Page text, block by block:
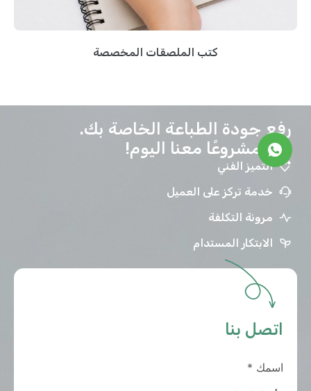
كتب الملصقات المخصصة
رفع جودة الطباعة الخاصة بك.
ابدأ مشروعًا معنا اليوم!
التميز الفني
خدمة تركز على العميل
مرونة التكلفة
الابتكار المستدام
اتصل بنا
اسمك *